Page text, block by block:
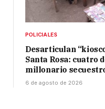
POLICIALES
Desarticulan
Santa Rosa: cuatro
millonario
6 de agosto de 2026